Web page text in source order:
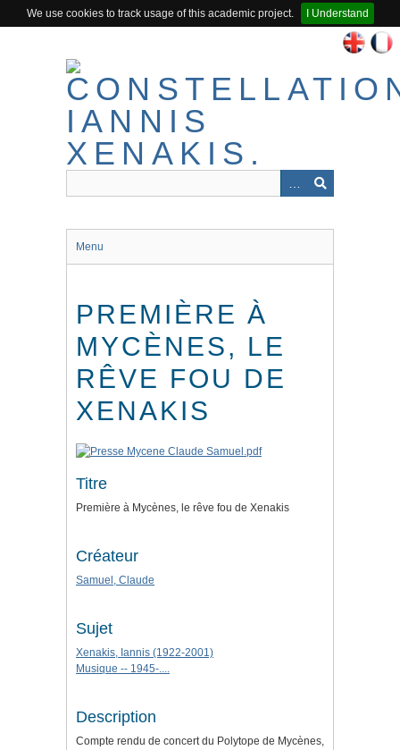
We use cookies to track usage of this academic project.
I Understand
Menu
PREMIÈRE À
MYCÈNES, LE
RÊVE FOU DE
XENAKIS
Titre
Première à Mycènes, le rêve fou de Xenakis
Créateur
Samuel, Claude
Sujet
Xenakis, Iannis (1922-2001)
Musique -- 1945-....
Description
Compte rendu de concert du Polytope de Mycènes,